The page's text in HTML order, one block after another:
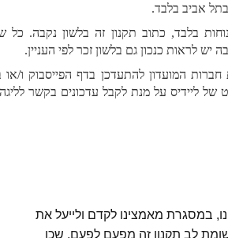
בלבד.
מטעמי נוחות בלבד, כתוב תקנון זה בלשון נקבה. כל שנכתב
כנכון גם בלשון זכר לפי העניין.
באחריות חברות המועדון להתעדכן בדף הפייסבוק ו/או באתר
האינטרנט של ליידיס על מנת לקבל עדכונים בקשר לליגה ולגבי
מאמצינו לקדם ולייעל את
זה מפעם לפעם, שכן